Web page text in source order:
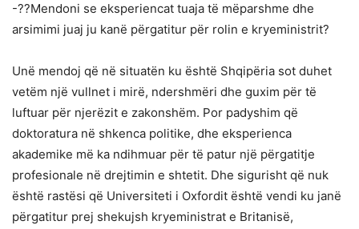
-??Mendoni se eksperiencat tuaja të mëparshme dhe
arsimimi juaj ju kanë përgatitur për rolin e kryeministrit?
Unë mendoj që në situatën ku është Shqipëria sot duhet
vetëm një vullnet i mirë, ndershmëri dhe guxim për të
luftuar për njerëzit e zakonshëm. Por padyshim që
doktoratura në shkenca politike, dhe eksperienca
akademike më ka ndihmuar për të patur një përgatitje
profesionale në drejtimin e shtetit. Dhe sigurisht që nuk
është rastësi që Universiteti i Oxfordit është vendi ku janë
përgatitur prej shekujsh kryeministrat e Britanisë,